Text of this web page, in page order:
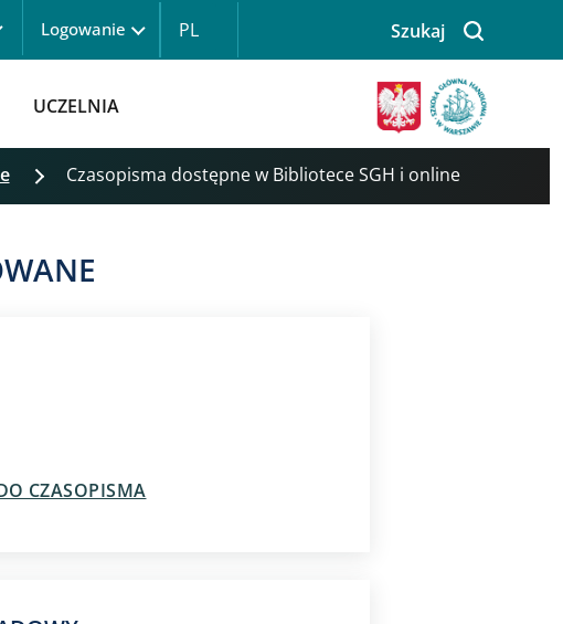
Menu logowanie
Logowanie PL
Szukaj
UCZELNIA
Obraz
Czasopisma dostępne w Bibliotece SGH i online
CZASOPISMA